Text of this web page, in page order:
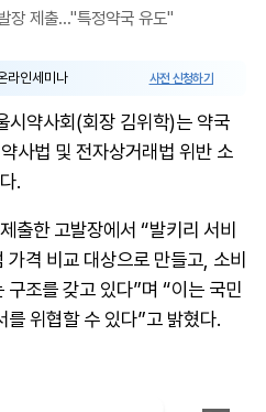
장 제출..."특정약국 유도"
라인세미나 사전 신청하기
약사회(회장 김위학)는 약국
사법 및 전자상거래법 위반 소
.
출한 고발장에서 “발키리 서비
격 비교 대상으로 만들고, 소비
조를 갖고 있다”며 “이는 국민
위협할 수 있다”고 밝혔다.